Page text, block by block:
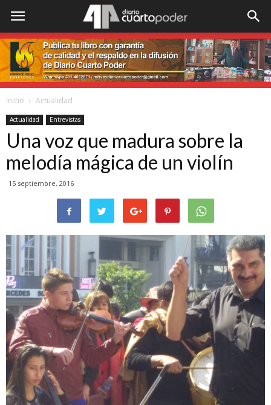
Inicio Actualidad
Actualidad Entrevistas
Una voz que madura sobre la
melodía mágica de un violín
15 septiembre, 2016